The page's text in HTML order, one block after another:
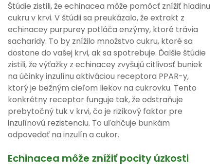
Štúdie zistili, že echinacea môže pomôcť znížiť hladinu
cukru v krvi. V štúdii sa preukázalo, že extrakt z
echinacey purpurey potláča enzýmy, ktoré trávia
sacharidy. To by znížilo množstvo cukru, ktoré sa
dostane do vašej krvi, ak sa spotrebuje. Ďalšie štúdie
zistili, že výťažky z echinacey zvyšujú citlivosť buniek
na účinky inzulínu aktiváciou receptora PPAR-y,
ktorý je bežným cieľom liekov na cukrovku. Tento
konkrétny receptor funguje tak, že odstraňuje
prebytočný tuk v krvi, čo je rizikový faktor pre
inzulínovú rezistenciu. To uľahčuje bunkám
odpovedať na inzulín a cukor.
Echinacea môže znížiť pocity úzkosti